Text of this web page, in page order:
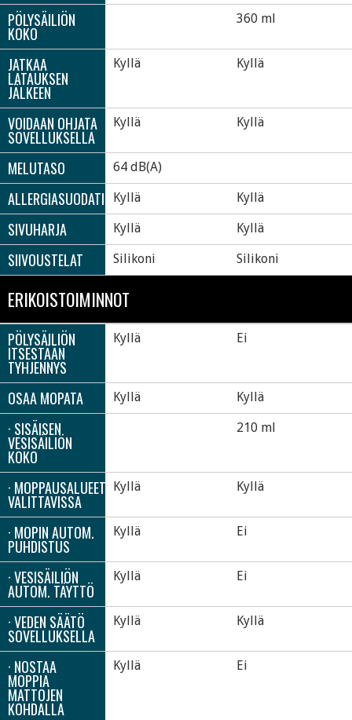
PÖLYSÄILIÖN
KOKO
360 ml
JATKAA
LATAUKSEN
JÄLKEEN
Kyllä Kyllä
VOIDAAN OHJATA
SOVELLUKSELLA
Kyllä Kyllä
MELUTASO 64 dB(A)
ALLERGIASUODATIN Kyllä Kyllä
SIVUHARJA Kyllä Kyllä
SIIVOUSTELAT Silikoni Silikoni
ERIKOISTOIMINNOT
PÖLYSÄILIÖN
ITSESTÄÄN
TYHJENNYS
Kyllä Ei
OSAA MOPATA Kyllä Kyllä
· SISÄISEN
VESISÄILIÖN
KOKO
210 ml
· MOPPAUSALUEET
VALITTAVISSA
Kyllä Kyllä
· MOPIN AUTOM.
PUHDISTUS
Kyllä Ei
· VESISÄILIÖN
AUTOM. TÄYTTÖ
Kyllä Ei
· VEDEN SÄÄTÖ
SOVELLUKSELLA
Kyllä Kyllä
· NOSTAA
MOPPIA
MATTOJEN
KOHDALLA
Kyllä Ei